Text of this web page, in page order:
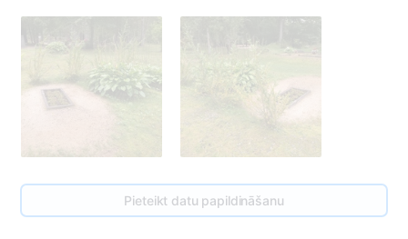
Pieteikt datu papildināšanu